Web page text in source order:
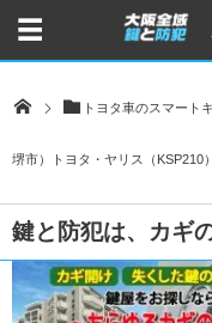
トヨタ車のスマート
堺市）トヨタ・ヤリス（KSP210
鍵と防犯は、カギ